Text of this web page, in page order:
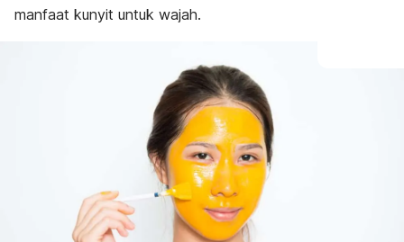
manfaat kunyit untuk wajah.